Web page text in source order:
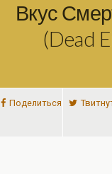
Вкус
(Dead
Поделиться